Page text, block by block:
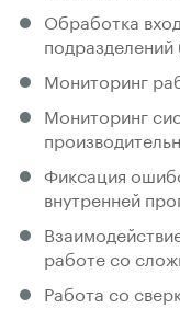
Обработка
Мониторинг
Мониторинг
Фиксация
внутренней
работе со
Работа со